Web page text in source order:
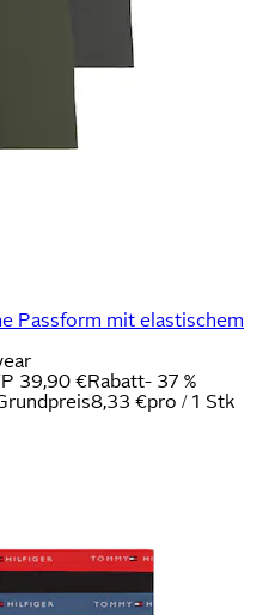
Passform mit elastischem
39,90 €Rabatt- 37 %
8,33 €pro / 1 Stk